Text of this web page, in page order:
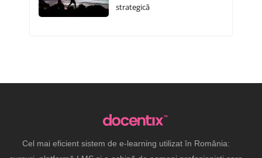
strategică
Cel mai eficient sistem de e-learning utilizat în România: